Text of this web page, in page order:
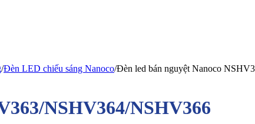
/Đèn LED chiếu sáng Nanoco/Đèn led bán nguyệt Nanoco
NSHV364/NSHV366